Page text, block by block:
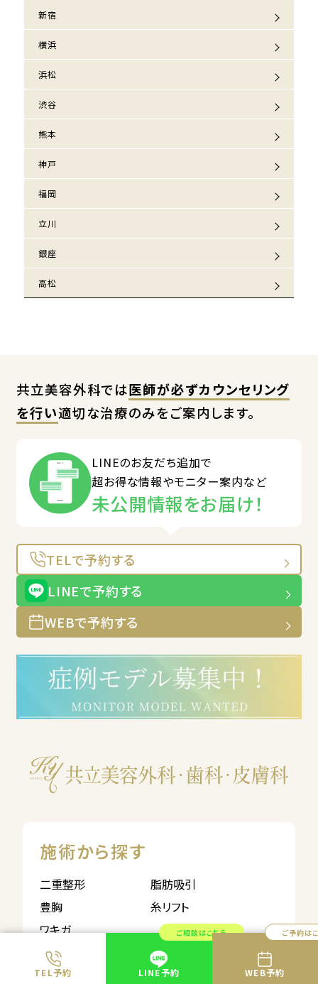
TEL予約
ご相談はこちら
LINE予約
ご予約は
WEB予約
新宿
横浜
浜松
渋谷
熊本
神戸
福岡
立川
銀座
高松
共立美容外科では医師が必ずカウンセリング
を行い適切な治療のみをご案内します。
LINEのお友だち追加で
超お得な情報やモニター案内など
未公開情報をお届け！
TELで予約する
LINEで予約する
WEBで予約する
施術から探す
二重整形
脂肪吸引
豊胸
糸リフト
ワキガ
クリニック一覧
共立美容外科 共立美容外科